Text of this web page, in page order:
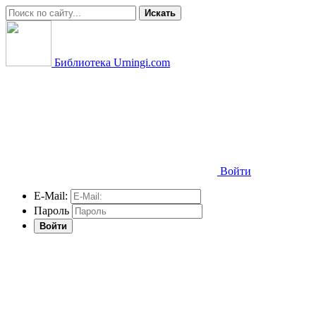
Искать
Библиотека Urningi.com
Войти
E-Mail:
Пароль
Войти